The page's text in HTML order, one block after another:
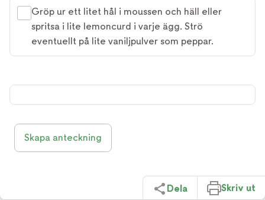
Gröp ur ett litet hål i moussen och häll eller
spritsa i lite lemoncurd i varje ägg. Strö
eventuellt på lite vaniljpulver som peppar.
Skapa anteckning
Dela Skriv ut